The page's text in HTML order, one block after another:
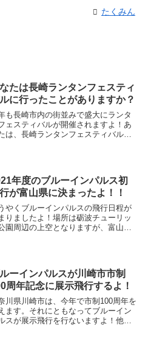
たくみん
たは長崎ランタンフェスティ
に行ったことがありますか？
も長崎市内の街並みで盛大にランタ
ェスティバルが開催されますよ！あ
は、長崎ランタンフェスティバルに
目の当たりにすると感動しますよ！
年度のブルーインパルス初
が富山県に決まったよ！！
やくブルーインパルスの飛行日程が
りましたよ！場所は砺波チューリッ
園周辺の上空となりますが、富山県
ーインパルスが川崎市市制
周年記念に展示飛行するよ！
川県川崎市は、今年で市制100周年を
ます。それにともなってブルーイン
スが展示飛行を行ないますよ！他に